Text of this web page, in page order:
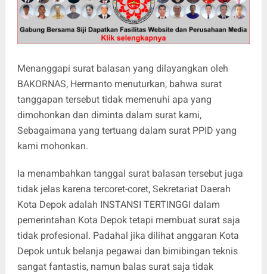
Menanggapi surat balasan yang dilayangkan oleh
BAKORNAS, Hermanto menuturkan, bahwa surat
tanggapan tersebut tidak memenuhi apa yang
dimohonkan dan diminta dalam surat kami,
Sebagaimana yang tertuang dalam surat PPID yang
kami mohonkan.
Ia menambahkan tanggal surat balasan tersebut juga
tidak jelas karena tercoret-coret, Sekretariat Daerah
Kota Depok adalah INSTANSI TERTINGGI dalam
pemerintahan Kota Depok tetapi membuat surat saja
tidak profesional. Padahal jika dilihat anggaran Kota
Depok untuk belanja pegawai dan bimibingan teknis
sangat fantastis, namun balas surat saja tidak